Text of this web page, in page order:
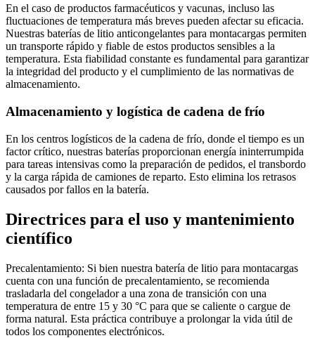
En el caso de productos farmacéuticos y vacunas, incluso las
fluctuaciones de temperatura más breves pueden afectar su eficacia.
Nuestras baterías de litio anticongelantes para montacargas permiten
un transporte rápido y fiable de estos productos sensibles a la
temperatura. Esta fiabilidad constante es fundamental para garantizar
la integridad del producto y el cumplimiento de las normativas de
almacenamiento.
Almacenamiento y logística de cadena de frío
En los centros logísticos de la cadena de frío, donde el tiempo es un
factor crítico, nuestras baterías proporcionan energía ininterrumpida
para tareas intensivas como la preparación de pedidos, el transbordo
y la carga rápida de camiones de reparto. Esto elimina los retrasos
causados ​​por fallos en la batería.
Directrices para el uso y mantenimiento
científico
Precalentamiento: Si bien nuestra batería de litio para montacargas
cuenta con una función de precalentamiento, se recomienda
trasladarla del congelador a una zona de transición con una
temperatura de entre 15 y 30 °C para que se caliente o cargue de
forma natural. Esta práctica contribuye a prolongar la vida útil de
todos los componentes electrónicos.